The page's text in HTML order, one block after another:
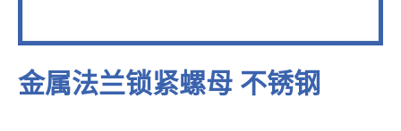
金属法兰锁紧螺母 不锈钢